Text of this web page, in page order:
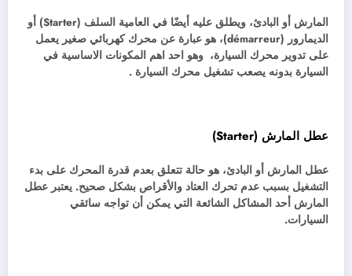
المارش أو البادئ، ويطلق عليه أيضًا في العامية السلف (Starter) أو
الديمارور (démarreur)، هو عبارة عن محرك كهربائي صغير يعمل
على تدوير محرك السيارة، وهو احد اهم المكونات الاساسية في
السيارة بدونه يصعب تشغيل محرك السيارة .
عطل المارش (Starter)
عطل المارش أو البادئ، هو حالة تتعلق بعدم قدرة المحرك على بدء
التشغيل بسبب عدم تحرك العتاد والأقراص بشكل صحيح. يعتبر عطل
المارش أحد المشاكل الشائعة التي يمكن أن تواجه سائقي
السيارات.